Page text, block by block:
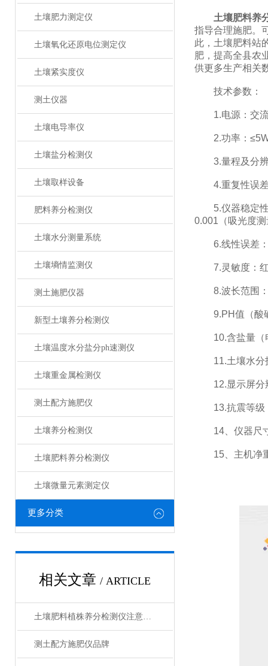
土壤肥力测定仪
土壤氧化还原电位测定仪
土壤紧实度仪
测土仪器
土壤电导率仪
土壤盐分检测仪
土壤取样设备
肥料养分检测仪
土壤水分测量系统
土壤墒情监测仪
测土施肥仪器
新型土壤养分检测仪
土壤温度水分盐分ph速测仪
土壤重金属检测仪
测土配方施肥仪
土壤养分检测仪
土壤肥料养分检测仪​
土壤微量元素测定仪
更多分类
相关文章 / ARTICLE
土壤肥料植株养分检测仪注意事项
测土配方施肥仪品牌
土壤肥料养
指导合理施肥。
此，土壤肥料站
肥，提高全县农
供更多生产相关
技术参数：
1.电源：交流
2.功率：
3.量程及分辨
4.重复性误差
5.仪器稳定性
0.001（吸光度
6.线性误差：
7.灵敏度：红
8.波长范围：
9.PH值（酸碱
10.含盐量（电
11.土壤水分技
12.显示屏分
13.抗震等级
14、仪器尺寸
15、主机净